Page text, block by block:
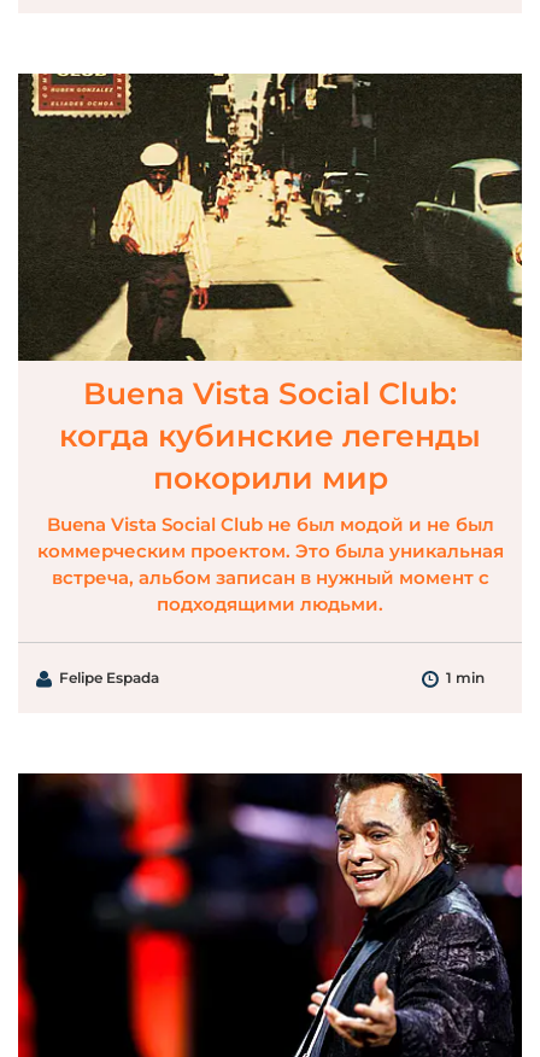
Buena Vista Social Club:
когда кубинские легенды
покорили мир
Buena Vista Social Club не был модой и не был
коммерческим проектом. Это была уникальная
встреча, альбом записан в нужный момент с
подходящими людьми.
Felipe Espada 1 min